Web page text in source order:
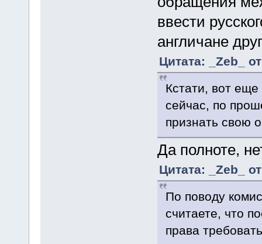
ввести
англичане
Цитата: _Zeb_
Кстати, вот
сейчас, по
признать свою
Да полноте,
Цитата: _Zeb_
По поводу
считаете, что
права